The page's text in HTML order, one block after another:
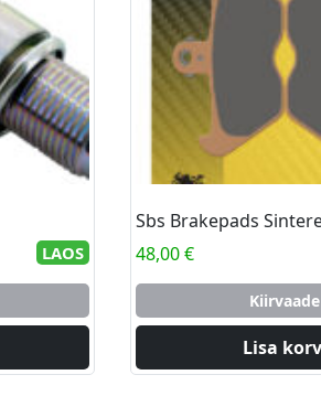
LAOS
Sbs Brakepads
48,00€
Kiirvaade
Lisa